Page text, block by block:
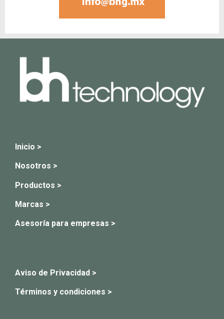
Inicio >
Nosotros >
Productos >
Marcas >
Asesoría para empresas >
Aviso de Privacidad >
Términos y condiciones >